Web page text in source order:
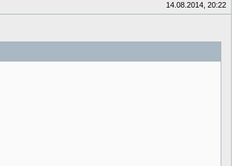
14.08.2014, 20:22